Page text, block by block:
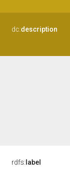
dc:description
rdfs: label